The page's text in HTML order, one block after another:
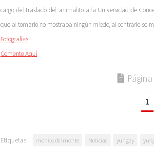
cargo del traslado del animalito a la Universidad de
que al tomarlo no mostraba ningún miedo, al contrario se
Fotografías
Comente Aquí
1
Etiquetas: monito del monte Noticias yungay